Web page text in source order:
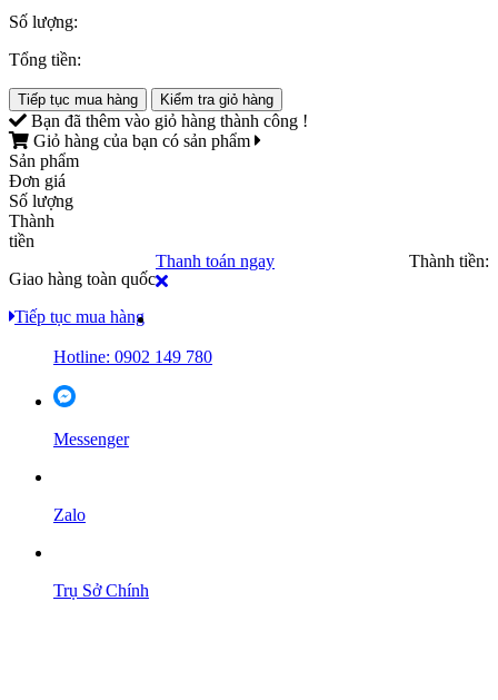
Số lượng:
Tổng tiền:
Tiếp tục mua hàng Kiểm tra giỏ hàng
Bạn đã thêm vào giỏ hàng thành công !
Giỏ hàng của bạn có sản phẩm
Sản phẩm
Đơn giá
Số lượng
Thành
tiền
Giao hàng toàn quốc
Tiếp tục mua hàng
Thành tiền:
Thanh toán ngay
Hotline: 0902 149 780
Messenger
Zalo
Trụ Sở Chính